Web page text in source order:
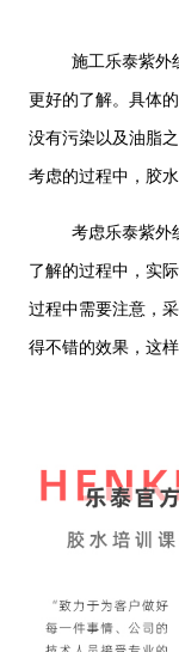
施工乐泰紫外
更好的了解。具体
没有污染以及油脂
考虑的过程中，胶
考虑乐泰紫外
了解的过程中，实
过程中需要注意，
得不错的效果，这